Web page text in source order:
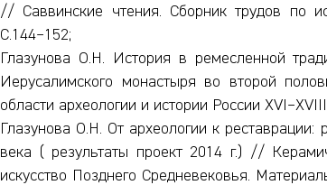
// Саввинские чтения. Сборник трудов по
С.144–152;
Глазунова О.Н. История в ремесленной
Иерусалимского монастыря во второй
области археологии и истории России
Глазунова О.Н. От археологии к реставрации:
века ( результаты проект 2014 г.) //
искусство Позднего Средневековья.